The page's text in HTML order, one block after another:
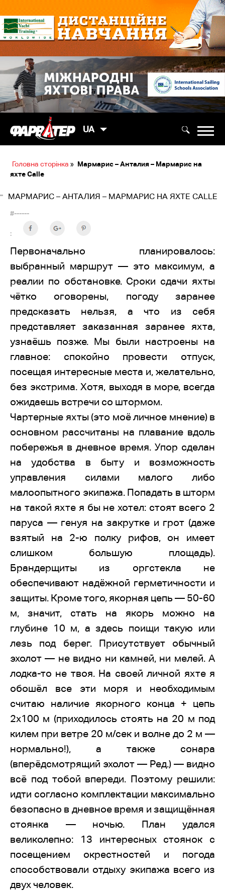
UA
Головна сторінка » Мармарис – Анталия – Мармарис на
яхте Calle
МАРМАРИС – АНТАЛИЯ – МАРМАРИС НА ЯХТЕ CALLE
#------
:
Первоначально планировалось:
выбранный маршрут — это максимум, а
реалии по обстановке. Сроки сдачи яхты
чётко оговорены, погоду заранее
предсказать нельзя, а что из себя
представляет заказанная заранее яхта,
узнаёшь позже. Мы были настроены на
главное: спокойно провести отпуск,
посещая интересные места и, желательно,
без экстрима. Хотя, выходя в море, всегда
ожидаешь встречи со штормом.
Чартерные яхты (это моё личное мнение) в
основном рассчитаны на плавание вдоль
побережья в дневное время. Упор сделан
на удобства в быту и возможность
управления силами малого либо
малоопытного экипажа. Попадать в шторм
на такой яхте я бы не хотел: стоят всего 2
паруса — генуя на закрутке и грот (даже
взятый на 2-ю полку рифов, он имеет
слишком большую площадь).
Брандерщиты из оргстекла не
обеспечивают надёжной герметичности и
защиты. Кроме того, якорная цепь — 50-60
м, значит, стать на якорь можно на
глубине 10 м, а здесь поищи такую или
лезь под берег. Присутствует обычный
эхолот — не видно ни камней, ни мелей. А
лодка-то не твоя. На своей личной яхте я
обошёл все эти моря и необходимым
считаю наличие якорного конца + цепь
2х100 м (приходилось стоять на 20 м под
килем при ветре 20 м/сек и волне до 2 м —
нормально!), а также сонара
(вперёдсмотрящий эхолот — Ред.) — видно
всё под тобой впереди. Поэтому решили:
идти согласно комплектации максимально
безопасно в дневное время и защищённая
стоянка — ночью. План удался
великолепно: 13 интересных стоянок с
посещением окрестностей и погода
способствовали отдыху экипажа всего из
двух человек.